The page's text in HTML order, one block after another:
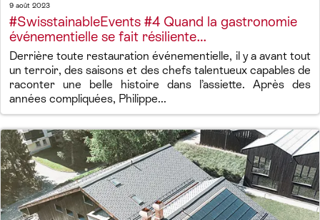
9 août 2023
#SwisstainableEvents #4 Quand la gastronomie
événementielle se fait résiliente…
Derrière toute restauration événementielle, il y a avant tout
un terroir, des saisons et des chefs talentueux capables de
raconter une belle histoire dans l’assiette. Après des
années compliquées, Philippe...